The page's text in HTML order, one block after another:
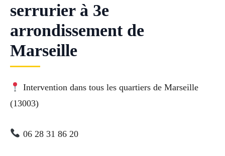
serrurier à 3e
arrondissement de
Marseille
Intervention dans tous les quartiers de Marseille
(13003)
06 28 31 86 20